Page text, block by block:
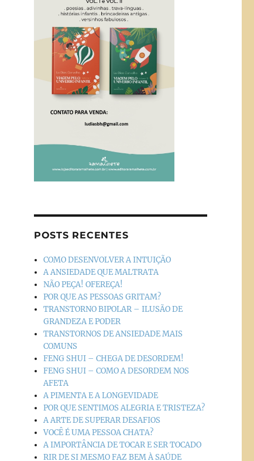
POSTS RECENTES
COMO DESENVOLVER A INTUIÇÃO
A ANSIEDADE QUE MALTRATA
NÃO PEÇA! OFEREÇA!
POR QUE AS PESSOAS GRITAM?
TRANSTORNO BIPOLAR – ILUSÃO DE
GRANDEZA E PODER
TRANSTORNOS DE ANSIEDADE MAIS
COMUNS
FENG SHUI – CHEGA DE DESORDEM!
FENG SHUI – COMO A DESORDEM NOS
AFETA
A PIMENTA E A LONGEVIDADE
POR QUE SENTIMOS ALEGRIA E TRISTEZA?
A ARTE DE SUPERAR DESAFIOS
VOCÊ É UMA PESSOA CHATA?
A IMPORTÂNCIA DE TOCAR E SER TOCADO
RIR DE SI MESMO FAZ BEM À SAÚDE